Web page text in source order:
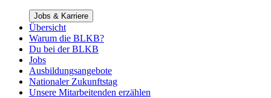
Jobs & Karriere
Übersicht
Warum die BLKB?
Du bei der BLKB
Jobs
Ausbildungsangebote
Nationaler Zukunftstag
Unsere Mitarbeitenden erzählen